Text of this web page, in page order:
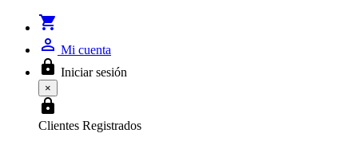
shopping_cart
person_outline Mi cuenta
lock Iniciar sesión
×
lock
Clientes Registrados